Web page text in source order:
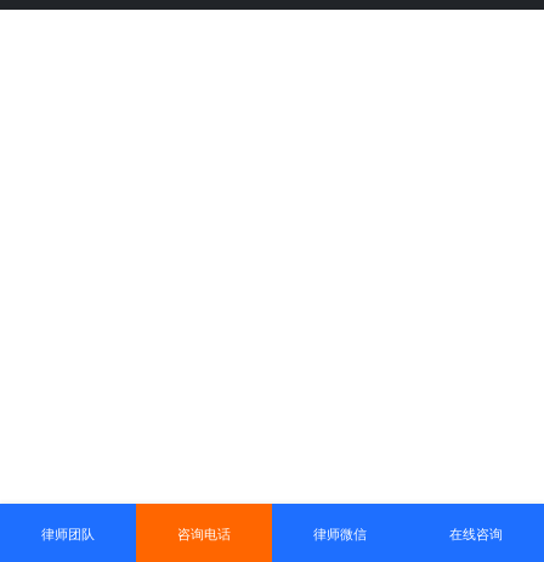
律师团队 咨询电话 律师微信 在线咨询